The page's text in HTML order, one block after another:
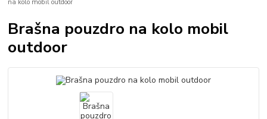
na kolo mobil outdoor
Brašna pouzdro na kolo mobil
outdoor